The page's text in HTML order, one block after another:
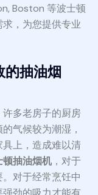
Boston 等波士顿
，为您提供专业
的抽油烟
多老房子的厨房
气候较为潮湿，
上，造成难以清
顿抽油烟机 ，对于
对于经常烹饪中